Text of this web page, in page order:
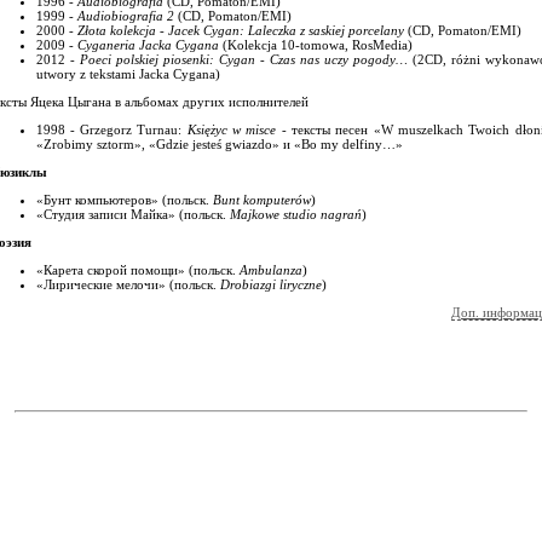
1999 -Audiobiografia 2(CD, Pomaton/EMI)
2000 - Złota kolekcja - Jacek Cygan: Laleczka z saskiej porcelany(CD, Pomaton/EMI)
2009 - Cyganeria Jacka Cygana (Kolekcja 10-tomowa, RosMedia)
2012 - Poeci polskiej piosenki: Cygan - Czas nas uczy pogody… (2CD, różni
utwory z tekstami Jacka Cygana)
Яцека Цыгана в альбомах других исполнителей
1998 - Grzegorz Turnau: Księżyc w misce - тексты песен «W muszelkach Twoich
«Zrobimy sztorm», «Gdzie jesteś gwiazdo» и «Bo my delfiny…»
«Бунт компьютеров» (польск. Bunt komputerów)
«Студия записи Майка» (польск. Majkowe studio nagrań)
«Карета скорой помощи» (польск.Ambulanza)
«Лирические мелочи» (польск. Drobiazgi liryczne)
Доп.